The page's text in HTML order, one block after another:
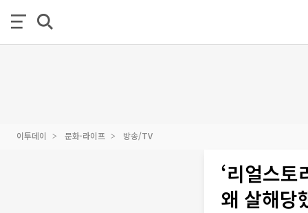
이투데이 문화·라이프 방송/TV
‘리얼스
왜 살해당